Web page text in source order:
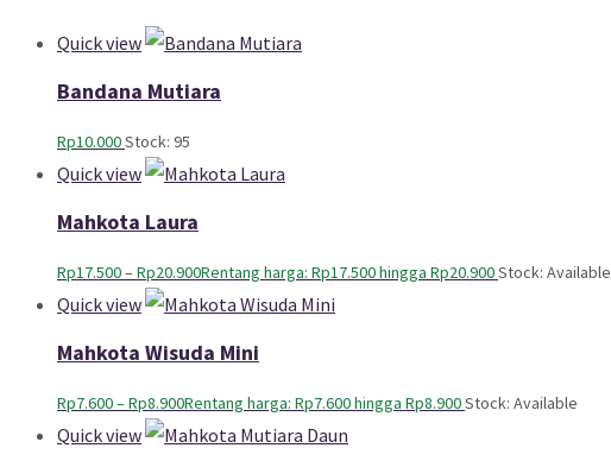
Quick view
Bandana Mutiara
Rp10.000Stock: 95
Quick view
Mahkota Laura
Rp17.500–Rp20.900Rentang harga: Rp17.500 hingga Rp20.900Stock: Available
Quick view
Mahkota Wisuda Mini
Rp7.600–Rp8.900Rentang harga: Rp7.600 hingga Rp8.900Stock: Available
Quick view